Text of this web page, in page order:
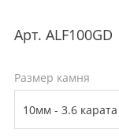
Арт. ALF100GD
Размер камня